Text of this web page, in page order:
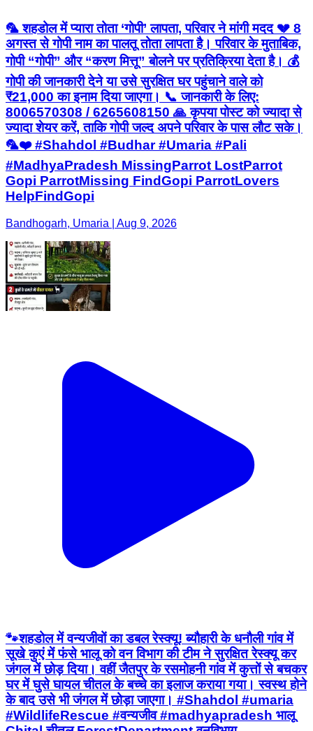
🦜 शहडोल में प्यारा तोता ‘गोपी’ लापता, परिवार ने मांगी मदद 💔 8
अगस्त से गोपी नाम का पालतू तोता लापता है। परिवार के मुताबिक,
गोपी “गोपी” और “करण मित्तू” बोलने पर प्रतिक्रिया देता है। 💰
गोपी की जानकारी देने या उसे सुरक्षित घर पहुंचाने वाले को
₹21,000 का इनाम दिया जाएगा। 📞 जानकारी के लिए:
8006570308 / 6265608150 🙏 कृपया पोस्ट को ज्यादा से
ज्यादा शेयर करें, ताकि गोपी जल्द अपने परिवार के पास लौट सके।
🦜❤️ #Shahdol #Budhar #Umaria #Pali
#MadhyaPradesh MissingParrot LostParrot
Gopi ParrotMissing FindGopi ParrotLovers
HelpFindGopi
Bandhogarh, Umaria | Aug 9, 2026
🐾शहडोल में वन्यजीवों का डबल रेस्क्यू! ब्यौहारी के धनौली गांव में
सूखे कुएं में फंसे भालू को वन विभाग की टीम ने सुरक्षित रेस्क्यू कर
जंगल में छोड़ दिया। वहीं जैतपुर के रसमोहनी गांव में कुत्तों से बचकर
घर में घुसे घायल चीतल के बच्चे का इलाज कराया गया। स्वस्थ होने
के बाद उसे भी जंगल में छोड़ा जाएगा। #Shahdol #umaria
#WildlifeRescue #वन्यजीव #madhyapradesh भालू